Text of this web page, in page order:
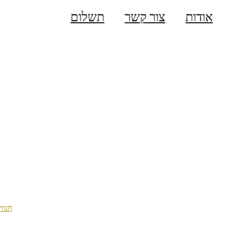
אודות צור קשר תשלום